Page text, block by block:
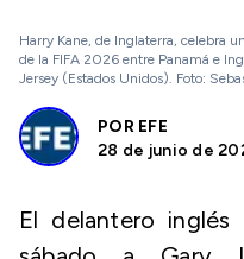
Harry Kane, de Inglaterra, celebra
de la FIFA 2026 entre Panamá e
Jersey (Estados Unidos). Foto:
POR EFE
28 de junio de
El delantero inglés